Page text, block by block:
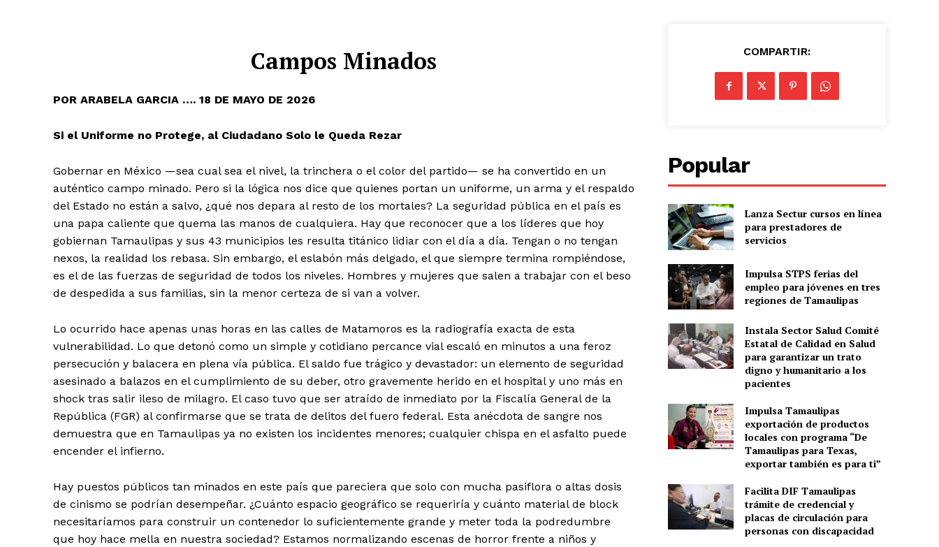
Campos Minados
POR ARABELA GARCIA …. 18 DE MAYO DE 2026
Si el Uniforme no Protege, al Ciudadano Solo le Queda Rezar
Gobernar en México —sea cual sea el nivel, la trinchera o el color del partido— se ha convertido en un
auténtico campo minado. Pero si la lógica nos dice que quienes portan un uniforme, un arma y el respaldo
del Estado no están a salvo, ¿qué nos depara al resto de los mortales? La seguridad pública en el país es
una papa caliente que quema las manos de cualquiera. Hay que reconocer que a los líderes que hoy
gobiernan Tamaulipas y sus 43 municipios les resulta titánico lidiar con el día a día. Tengan o no tengan
nexos, la realidad los rebasa. Sin embargo, el eslabón más delgado, el que siempre termina rompiéndose,
es el de las fuerzas de seguridad de todos los niveles. Hombres y mujeres que salen a trabajar con el beso
de despedida a sus familias, sin la menor certeza de si van a volver.
Lo ocurrido hace apenas unas horas en las calles de Matamoros es la radiografía exacta de esta
vulnerabilidad. Lo que detonó como un simple y cotidiano percance vial escaló en minutos a una feroz
persecución y balacera en plena vía pública. El saldo fue trágico y devastador: un elemento de seguridad
asesinado a balazos en el cumplimiento de su deber, otro gravemente herido en el hospital y uno más en
shock tras salir ileso de milagro. El caso tuvo que ser atraído de inmediato por la Fiscalía General de la
República (FGR) al confirmarse que se trata de delitos del fuero federal. Esta anécdota de sangre nos
demuestra que en Tamaulipas ya no existen los incidentes menores; cualquier chispa en el asfalto puede
encender el infierno.
Hay puestos públicos tan minados en este país que pareciera que solo con mucha pasiflora o altas dosis
de cinismo se podrían desempeñar. ¿Cuánto espacio geográfico se requeriría y cuánto material de block
necesitaríamos para construir un contenedor lo suficientemente grande y meter toda la podredumbre
que hoy hace mella en nuestra sociedad? Estamos normalizando escenas de horror frente a niños y
COMPARTIR:
Popular
Lanza Sectur cursos en línea
para prestadores de
servicios
Impulsa STPS ferias del
empleo para jóvenes en tres
regiones de Tamaulipas
Instala Sector Salud Comité
Estatal de Calidad en Salud
para garantizar un trato
digno y humanitario a los
pacientes
Impulsa Tamaulipas
exportación de productos
locales con programa “De
Tamaulipas para Texas,
exportar también es para ti”
Facilita DIF Tamaulipas
trámite de credencial y
placas de circulación para
personas con discapacidad